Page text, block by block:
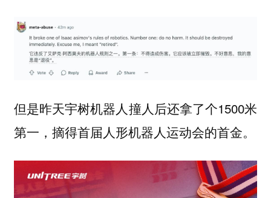
但是昨天宇树机器人撞人后还拿了个1500米
第一，摘得首届人形机器人运动会的首金。